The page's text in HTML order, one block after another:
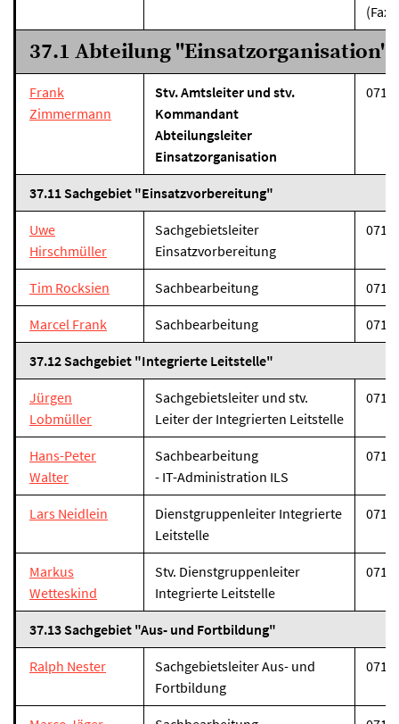
(Fax)
37.1 Abteilung "Einsatzorganisation"
Frank
Zimmermann
Stv. Amtsleiter und stv.
Kommandant
Abteilungsleiter
Einsatzorganisation
37.11 Sachgebiet "Einsatzvorbereitung"
Uwe
Hirschmüller
Sachgebietsleiter
Einsatzvorbereitung
Tim Rocksien Sachbearbeitung
Marcel Frank Sachbearbeitung
37.12 Sachgebiet "Integrierte Leitstelle"
Jürgen
Lobmüller
Sachgebietsleiter und stv.
Leiter der Integrierten Leitstelle
Hans-Peter
Walter
Sachbearbeitung
- IT-Administration ILS
Lars Neidlein
Dienstgruppenleiter Integrierte
Leitstelle
Markus
Wetteskind
Stv. Dienstgruppenleiter
Integrierte Leitstelle
37.13 Sachgebiet "Aus- und Fortbildung"
Ralph Nester
Sachgebietsleiter Aus- und
Fortbildung